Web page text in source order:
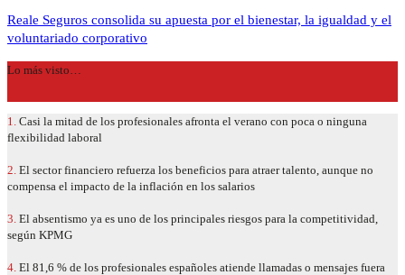
Reale Seguros consolida su apuesta por el bienestar, la igualdad y el
voluntariado corporativo
Lo más visto…
1. Casi la mitad de los profesionales afronta el verano con poca o ninguna
flexibilidad laboral
2. El sector financiero refuerza los beneficios para atraer talento, aunque no
compensa el impacto de la inflación en los salarios
3. El absentismo ya es uno de los principales riesgos para la competitividad,
según KPMG
4. El 81,6 % de los profesionales españoles atiende llamadas o mensajes fuera